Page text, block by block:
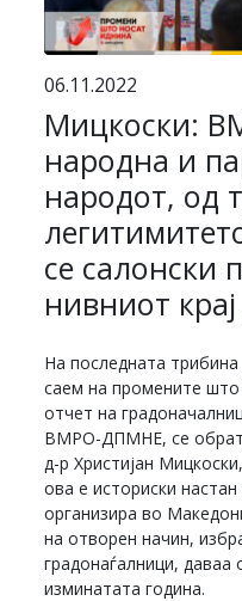
06.11.2022
Мицкоски:
народна и
народот, од
се салонски
нивниот
На последната
саем на промените што
отчет на
ВМРО-ДПМНЕ, се
д-р Христијан
ова е историски
организира во
на отворен начин,
градонаѓалници,
изминатата година.